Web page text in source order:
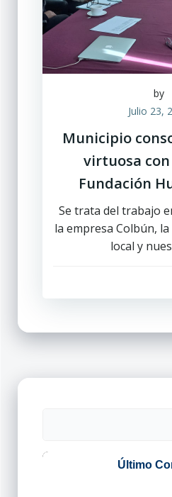
by
Julio 23,
Municipio
virtuosa
Fundación
Se trata del trabajo
la empresa Colbún,
local y